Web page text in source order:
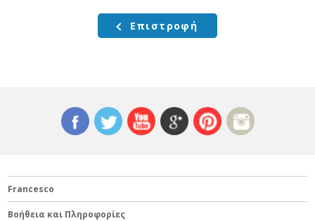
ΥΦΑΣΜΑΤΙΝΗ
Επιστροφή
Francesco
Βοήθεια και Πληροφορίες